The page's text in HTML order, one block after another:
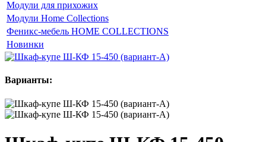
Модули для прихожих
Модули Home Collections
Феникс-мебель HOME COLLECTIONS
Новинки
Варианты: